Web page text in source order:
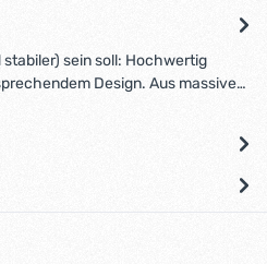
sein soll: Hochwertig
Design. Aus massive…